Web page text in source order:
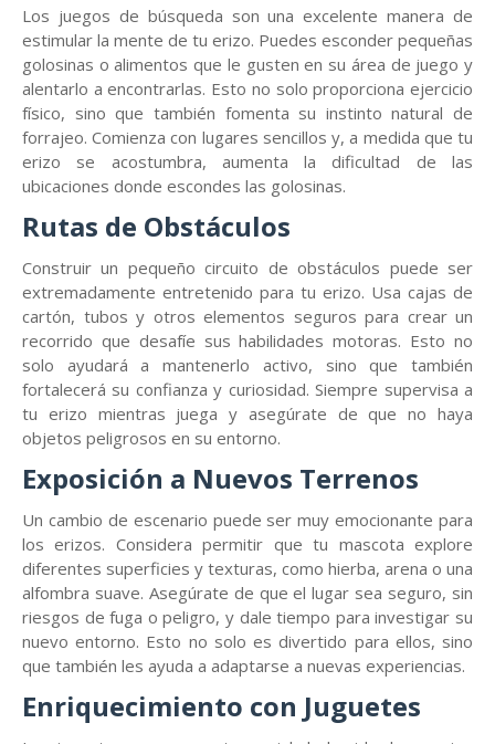
Los juegos de búsqueda son una excelente manera de
estimular la mente de tu erizo. Puedes esconder pequeñas
golosinas o alimentos que le gusten en su área de juego y
alentarlo a encontrarlas. Esto no solo proporciona ejercicio
físico, sino que también fomenta su instinto natural de
forrajeo. Comienza con lugares sencillos y, a medida que tu
erizo se acostumbra, aumenta la dificultad de las
ubicaciones donde escondes las golosinas.
Rutas de Obstáculos
Construir un pequeño circuito de obstáculos puede ser
extremadamente entretenido para tu erizo. Usa cajas de
cartón, tubos y otros elementos seguros para crear un
recorrido que desafíe sus habilidades motoras. Esto no
solo ayudará a mantenerlo activo, sino que también
fortalecerá su confianza y curiosidad. Siempre supervisa a
tu erizo mientras juega y asegúrate de que no haya
objetos peligrosos en su entorno.
Exposición a Nuevos Terrenos
Un cambio de escenario puede ser muy emocionante para
los erizos. Considera permitir que tu mascota explore
diferentes superficies y texturas, como hierba, arena o una
alfombra suave. Asegúrate de que el lugar sea seguro, sin
riesgos de fuga o peligro, y dale tiempo para investigar su
nuevo entorno. Esto no solo es divertido para ellos, sino
que también les ayuda a adaptarse a nuevas experiencias.
Enriquecimiento con Juguetes